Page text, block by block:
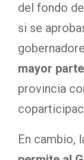
del fondo
si se
mayor
provincia
En cambio,